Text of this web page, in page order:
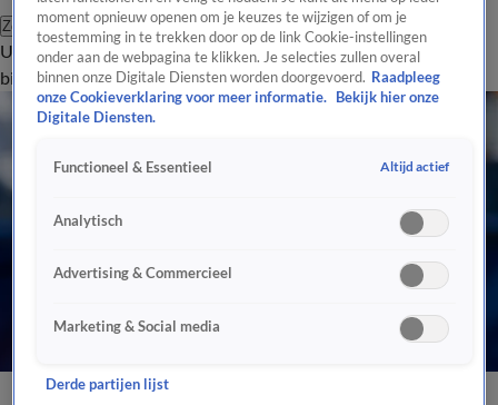
Zoeken
UitzendingenVandaag InsideDe OranjezomerShopUitzending
bijwonen
moment opnieuw openen om je keuzes te wijzigen of om je
toestemming in te trekken door op de link Cookie-instellingen
onder aan de webpagina te klikken. Je selecties zullen overal
binnen onze Digitale Diensten worden doorgevoerd. Raadpleeg
onze Cookieverklaring voor meer informatie.
Bekijk hier onze
Digitale Diensten.
Functioneel & Essentieel Altijd actief
Analytisch
Advertising & Commercieel
Marketing & Social media
Derde partijen lijst